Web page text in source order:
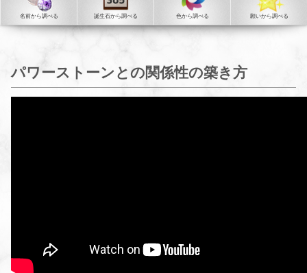
名前から調べる 誕生石から調べる 色から調べる 願いから調べる
パワーストーンとの関係性の築き方